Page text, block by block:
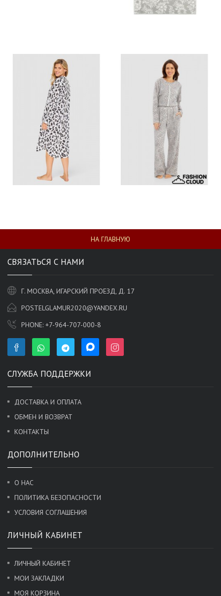
НА ГЛАВНУЮ
СВЯЗАТЬСЯ С НАМИ
Г. МОСКВА, ИГАРСКИЙ ПРОЕЗД, Д. 17
POSTELGLAMUR2020@YANDEX.RU
PHONE: +7-964-707-000-8
СЛУЖБА ПОДДЕРЖКИ
ДОСТАВКА И ОПЛАТА
ОБМЕН И ВОЗВРАТ
КОНТАКТЫ
ДОПОЛНИТЕЛЬНО
О НАС
ПОЛИТИКА БЕЗОПАСНОСТИ
УСЛОВИЯ СОГЛАШЕНИЯ
ЛИЧНЫЙ КАБИНЕТ
ЛИЧНЫЙ КАБИНЕТ
МОИ ЗАКЛАДКИ
МОЯ КОРЗИНА